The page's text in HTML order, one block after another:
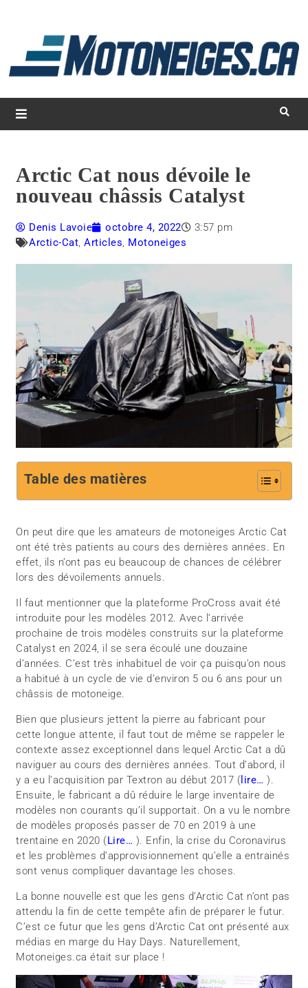
Magazine Motoneiges.ca
Arctic Cat nous dévoile le
nouveau châssis Catalyst
Denis Lavoie octobre 4, 2022
3:57 pm
Arctic-Cat,Articles, Motoneiges
Table des matières
On peut dire que les amateurs de motoneiges Arctic Cat
ont été très patients au cours des dernières années. En
effet, ils n’ont pas eu beaucoup de chances de célébrer
lors des dévoilements annuels.
Il faut mentionner que la plateforme ProCross avait été
introduite pour les modèles 2012. Avec l’arrivée
prochaine de trois modèles construits sur la plateforme
Catalyst en 2024, il se sera écoulé une douzaine
d’années. C’est très inhabituel de voir ça puisqu’on nous
a habitué à un cycle de vie d’environ 5 ou 6 ans pour un
châssis de motoneige.
Bien que plusieurs jettent la pierre au fabricant pour
cette longue attente, il faut tout de même se rappeler le
contexte assez exceptionnel dans lequel Arctic Cat a dû
naviguer au cours des dernières années. Tout d’abord, il
y a eu l’acquisition par Textron au début 2017 ( lire… ).
Ensuite, le fabricant a dû réduire le large inventaire de
modèles non courants qu’il supportait. On a vu le nombre
de modèles proposés passer de 70 en 2019 à une
trentaine en 2020 ( Lire… ). Enfin, la crise du Coronavirus
et les problèmes d’approvisionnement qu’elle a entrainés
sont venus compliquer davantage les choses.
La bonne nouvelle est que les gens d’Arctic Cat n’ont pas
attendu la fin de cette tempête afin de préparer le futur.
C’est ce futur que les gens d’Arctic Cat ont présenté aux
médias en marge du Hay Days. Naturellement,
Motoneiges.ca était sur place !